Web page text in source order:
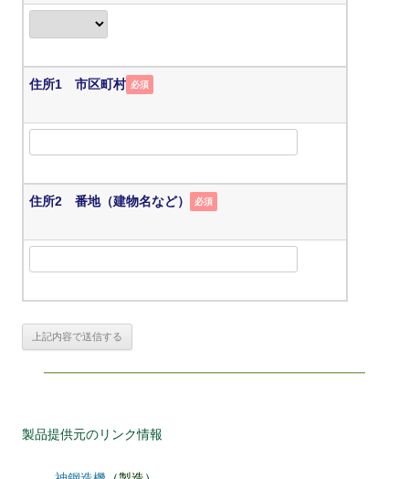
住所1 市区町村 必須
住所2 番地（建物名など） 必須
製品提供元のリンク情報